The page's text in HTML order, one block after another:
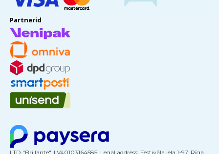
Partnerid
LTD "Brillante", LV40103164585, Legal address: Festivāla iela 1-97, Rīga,